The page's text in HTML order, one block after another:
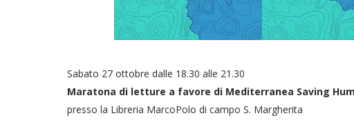
Sabato 27 ottobre dalle 18.30 alle 21.30
Maratona di letture a favore di Mediterranea Saving
presso la Libreria MarcoPolo di campo S. Margherita